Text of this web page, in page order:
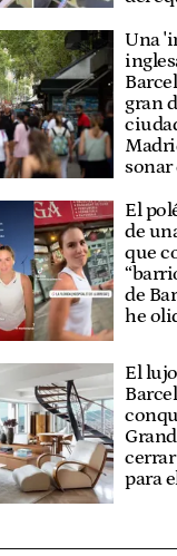
Una
gran
sonar
El
de
que
de
he
El
para